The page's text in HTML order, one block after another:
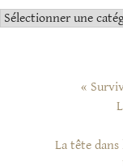
Catégories
«
La tête